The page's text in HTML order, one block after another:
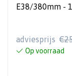
E38/380mm -
adviesprijs
Op voorraad